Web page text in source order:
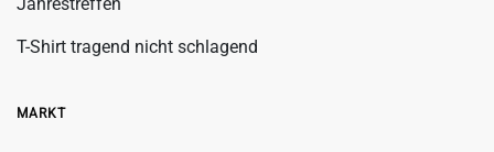
T-Shirt tragend nicht schlagend
MARKT